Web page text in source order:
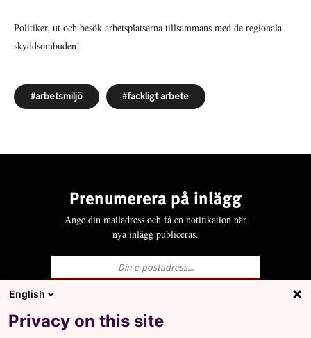
Politiker, ut och besök arbetsplatserna tillsammans med de regionala
skyddsombuden!
arbetsmiljö fackligt arbete
Prenumerera på inlägg
Ange din mailadress och få en notifikation när
nya inlägg publiceras.
Ja, jag godkänner att LO behandlar mina
personuppgifter i enlighet med Integritets- och
English
Privacy on this site